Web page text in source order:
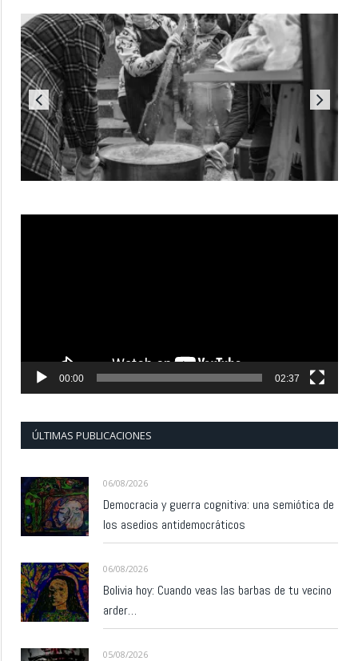
00:00 02:37
ÚLTIMAS PUBLICACIONES
06/08/2026
Democracia y guerra cognitiva: una semiótica de
los asedios antidemocráticos
06/08/2026
Bolivia hoy: Cuando veas las barbas de tu vecino
arder…
05/08/2026